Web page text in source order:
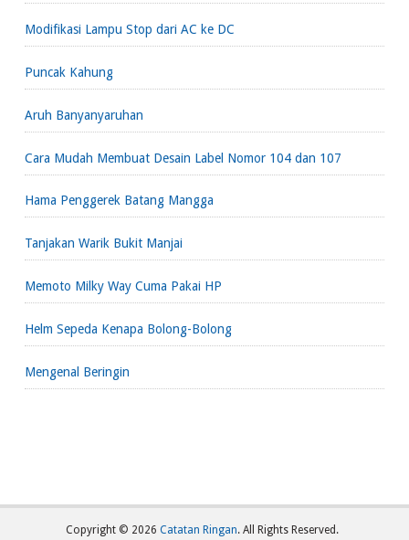
Modifikasi Lampu Stop dari AC ke DC
Puncak Kahung
Aruh Banyanyaruhan
Cara Mudah Membuat Desain Label Nomor 104 dan 107
Hama Penggerek Batang Mangga
Tanjakan Warik Bukit Manjai
Memoto Milky Way Cuma Pakai HP
Helm Sepeda Kenapa Bolong-Bolong
Mengenal Beringin
Copyright © 2026 Catatan Ringan. All Rights Reserved.